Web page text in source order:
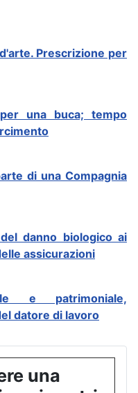
Prescrizione per
una buca; tempo
di una Compagnia
danno biologico ai
assicurazioni
e patrimoniale,
datore di lavoro
una